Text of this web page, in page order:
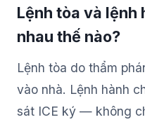
Lệnh tòa và lệnh
nhau thế nào?
Lệnh tòa do thẩm
vào nhà. Lệnh hành
sát ICE ký — không